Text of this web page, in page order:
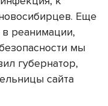
Еще
в реанимации,
мы
губернатор,
сайта